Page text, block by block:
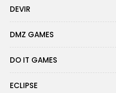
DEVIR
DMZ GAMES
DO IT GAMES
ECLIPSE